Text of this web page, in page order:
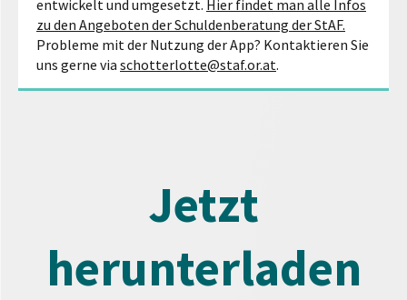
entwickelt und umgesetzt. Hier findet man alle Infos
zu den Angeboten der Schuldenberatung der StAF.
Probleme mit der Nutzung der App? Kontaktieren Sie
uns gerne via schotterlotte@staf.or.at.
Jetzt
herunterladen